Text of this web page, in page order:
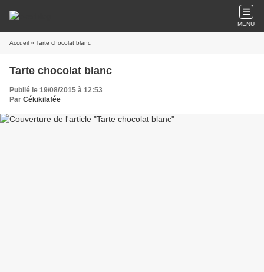
MENU
Accueil » Tarte chocolat blanc
Tarte chocolat blanc
Publié le 19/08/2015 à 12:53
Par Cékikilafée